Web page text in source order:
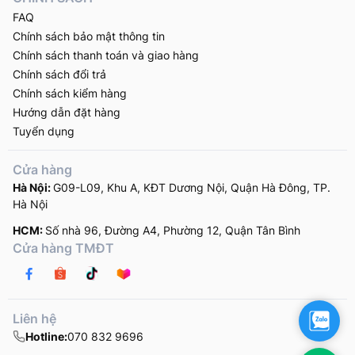
Liên hệ
Hotline:070 832 9696
Cửa hàng
Hà Nội:G09-L09, Khu A, KĐT Dương Nội, Quận Hà Đông, TP.
Hà Nội
HCM: Số nhà 96, Đường A4, Phường 12, Quận Tân Bình
Cửa hàng TMĐT
FAQ
Chính sách bảo mật thông tin
Chính sách thanh toán và giao hàng
Chính sách đổi trả
Chính sách kiểm hàng
Hướng dẫn đặt hàng
Tuyển dụng
Zalo